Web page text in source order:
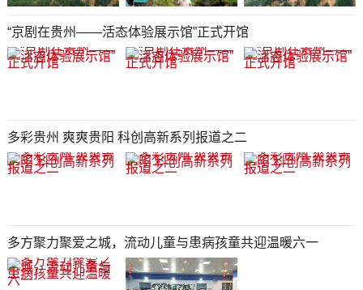
“京剧在贵州——活态体验展示馆”正式开馆
多彩贵州 爽爽贵阳 科创高新系列报道之二
多方聚力聚爱之城，流动儿童与患病孩童共迎温暖六一